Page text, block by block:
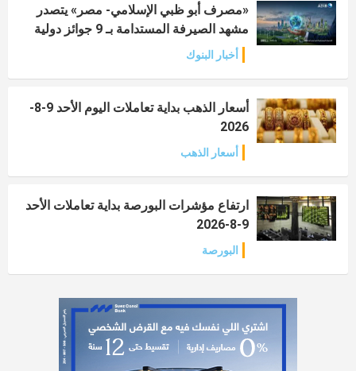
«مصرف أبو ظبي الإسلامي- مصر» يتصدر
مشهد الصيرفة المستدامة بـ 9 جوائز دولية
أخبار البنوك
أسعار الذهب بداية تعاملات اليوم الأحد 9-8-
2026
أسعار الذهب
ارتفاع مؤشرات البورصة بداية تعاملات الأحد
9-8-2026
البورصة